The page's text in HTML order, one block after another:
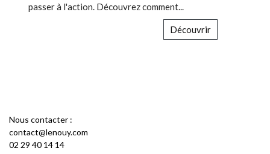
passer à l'action. Découvrez comment...
Découvrir
Nous contacter :
contact@lenouy.com
02 29 40 14 14